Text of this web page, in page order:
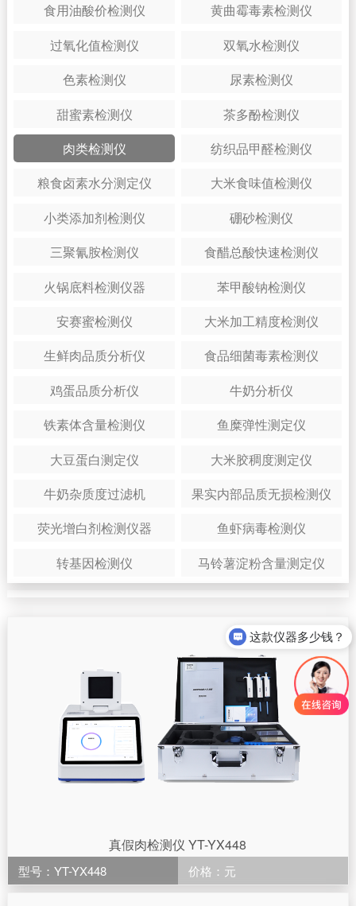
食用油酸价检测仪
黄曲霉毒素检测仪
过氧化值检测仪
双氧水检测仪
色素检测仪
尿素检测仪
甜蜜素检测仪
茶多酚检测仪
肉类检测仪
纺织品甲醛检测仪
粮食卤素水分测定仪
大米食味值检测仪
小类添加剂检测仪
硼砂检测仪
三聚氰胺检测仪
食醋总酸快速检测仪
火锅底料检测仪器
苯甲酸钠检测仪
安赛蜜检测仪
大米加工精度检测仪
生鲜肉品质分析仪
食品细菌毒素检测仪
鸡蛋品质分析仪
牛奶分析仪
铁素体含量检测仪
鱼糜弹性测定仪
大豆蛋白测定仪
大米胶稠度测定仪
牛奶杂质度过滤机
果实内部品质无损检测仪
荧光增白剂检测仪器
鱼虾病毒检测仪
转基因检测仪
马铃薯淀粉含量测定仪
真假肉检测仪 YT-YX448
型号：YT-YX448 价格：元
这款仪器多少钱？